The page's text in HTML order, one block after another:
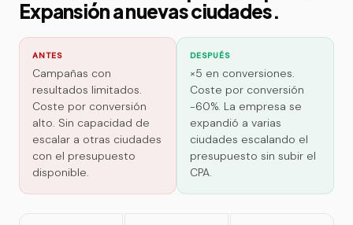
Expansión a nuevas ciudades.
ANTES
Campañas con
resultados limitados.
Coste por conversión
alto. Sin capacidad de
escalar a otras ciudades
con el presupuesto
disponible.
DESPUÉS
×5 en conversiones.
Coste por conversión
-60%. La empresa se
expandió a varias
ciudades escalando el
presupuesto sin subir el
CPA.